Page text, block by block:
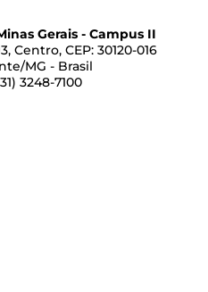
Gerais - Campus II
Centro, CEP: 30120-016
MG - Brasil
3248-7100